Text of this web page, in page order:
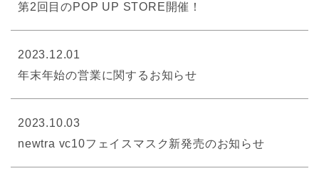
第2回目のPOP UP STORE開催！
2023.12.01
年末年始の営業に関するお知らせ
2023.10.03
newtra vc10フェイスマスク新発売のお知らせ